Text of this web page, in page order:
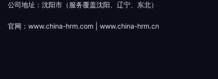
公司地址：沈阳市（服务覆盖沈阳、辽宁、东北）
官网：www.china-hrm.com | www.china-hrm.cn